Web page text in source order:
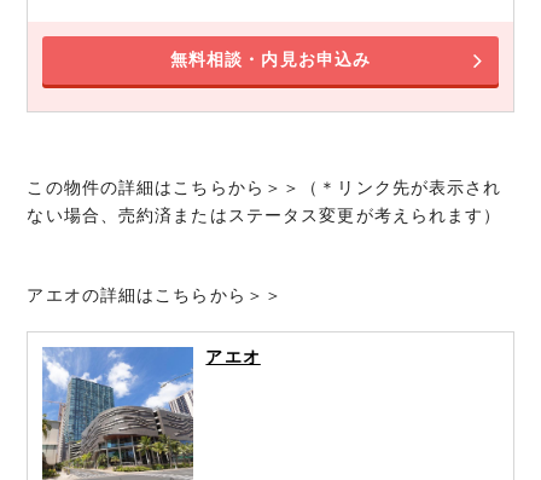
無料相談・内見お申込み
この物件の詳細はこちらから＞＞（＊リンク先が表示され
ない場合、売約済またはステータス変更が考えられます）
アエオの詳細はこちらから＞＞
アエオ